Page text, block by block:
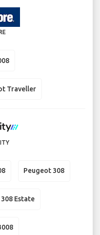
Traveller
Peugeot 308
Estate